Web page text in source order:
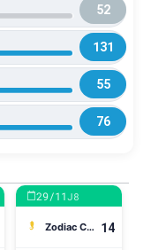
52
131
55
76
29/11J8
Zodiac CN Atlètic-Barceloneta 14